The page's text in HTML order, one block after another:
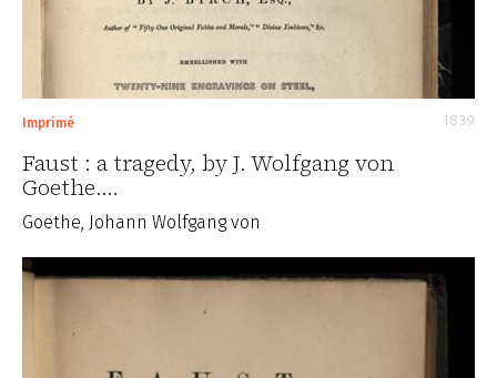
Imprimé 1839
Faust : a tragedy, by J. Wolfgang von
Goethe.…
Goethe, Johann Wolfgang von